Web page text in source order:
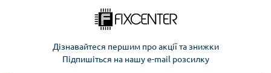
Дізнавайтеся першим про акції та знижки
Підпишіться на нашу e-mail розсилку